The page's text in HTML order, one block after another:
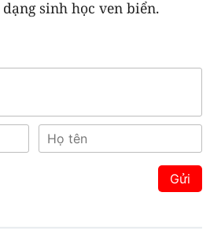
sinh học ven biển.
Gửi